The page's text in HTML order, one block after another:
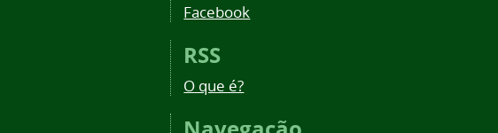
Facebook
RSS
O que é?